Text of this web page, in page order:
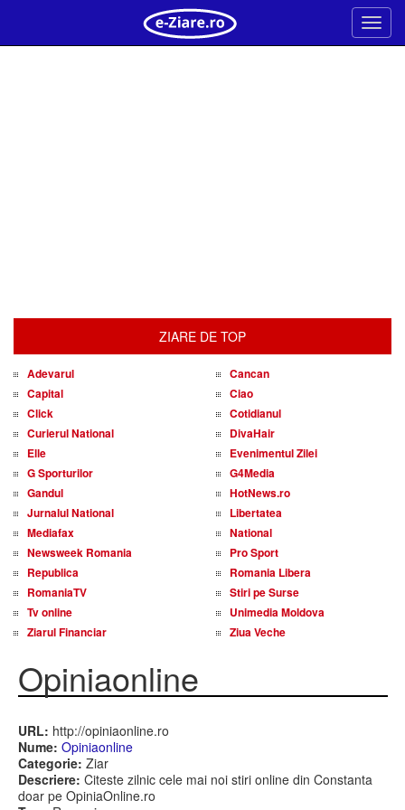
Meniu
ZIARE DE TOP
Adevarul
Cancan
Capital
Ciao
Click
Cotidianul
Curierul National
DivaHair
Elle
Evenimentul Zilei
G Sporturilor
G4Media
Gandul
HotNews.ro
Jurnalul National
Libertatea
Mediafax
National
Newsweek Romania
Pro Sport
Republica
Romania Libera
RomaniaTV
Stiri pe Surse
Tv online
Unimedia Moldova
Ziarul Financiar
Ziua Veche
Opiniaonline
URL: http://opiniaonline.ro
Nume: Opiniaonline
Categorie: Ziar
Descriere: Citeste zilnic cele mai noi stiri online din Constanta
doar pe OpiniaOnline.ro